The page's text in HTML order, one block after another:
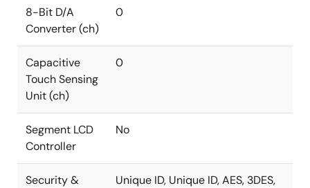
8-Bit D/A
Converter (ch)
0
Capacitive
Touch Sensing
Unit (ch)
0
Segment LCD
Controller
No
Security &
Unique ID, Unique ID, AES, 3DES,